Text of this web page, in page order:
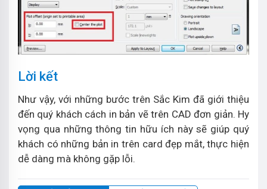
Lời kết
Như vậy, với những bước trên Sắc Kim đã giới thiệu
đến quý khách cách in bản vẽ trên CAD đơn giản. Hy
vọng qua những thông tin hữu ích này sẽ giúp quý
khách có những bản in trên card đẹp mắt, thực hiện
dễ dàng mà không gặp lỗi.